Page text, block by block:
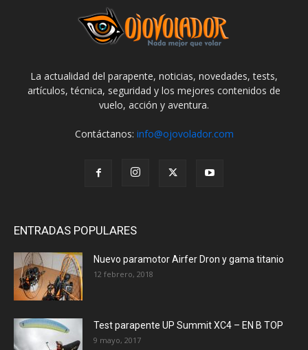
La actualidad del parapente, noticias, novedades, tests,
artículos, técnica, seguridad y los mejores contenidos de
vuelo, acción y aventura.
Contáctanos: info@ojovolador.com
ENTRADAS POPULARES
Nuevo paramotor Airfer Dron y gama titanio
12 febrero, 2018
Test parapente UP Summit XC4 – EN B TOP
9 mayo, 2017